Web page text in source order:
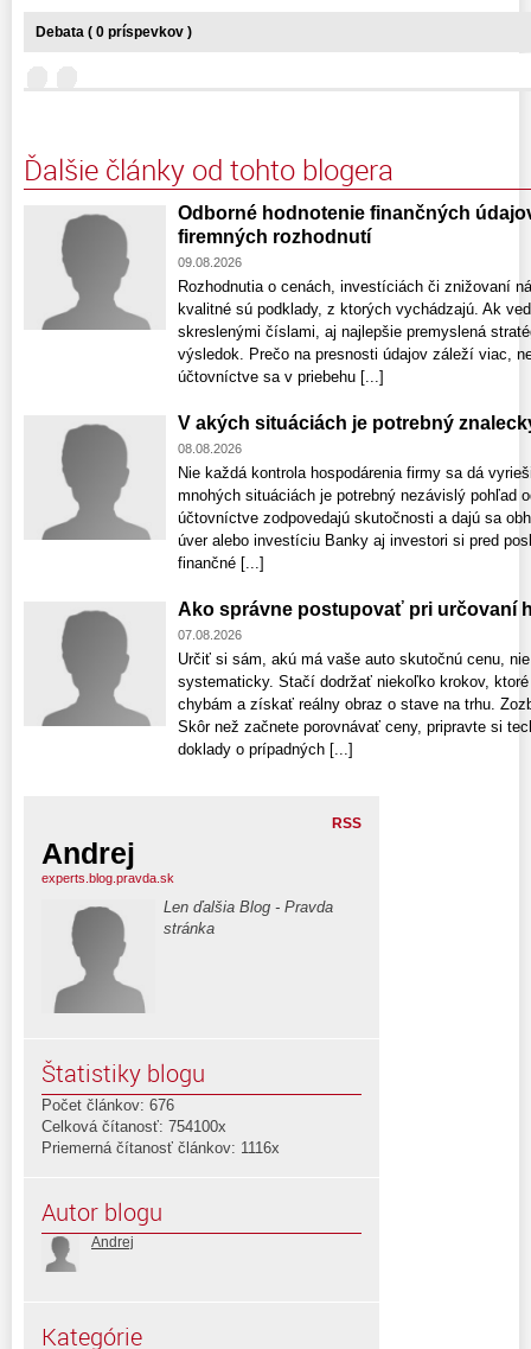
Debata ( 0 príspevkov )
Ďalšie články od tohto blogera
Odborné hodnotenie finančných
firemných rozhodnutí
09.08.2026
Rozhodnutia o cenách, investíciách či znižovaní
kvalitné sú podklady, z ktorých vychádzajú. Ak
skreslenými číslami, aj najlepšie premyslená
výsledok. Prečo na presnosti údajov záleží viac,
účtovníctve sa v priebehu [...]
V akých situáciách je potrebný
08.08.2026
Nie každá kontrola hospodárenia firmy sa dá
mnohých situáciách je potrebný nezávislý pohľad
účtovníctve zodpovedajú skutočnosti a dajú sa
úver alebo investíciu Banky aj investori si pred
finančné [...]
Ako správne postupovať pri určovaní
07.08.2026
Určiť si sám, akú má vaše auto skutočnú cenu,
systematicky. Stačí dodržať niekoľko krokov,
chybám a získať reálny obraz o stave na trhu.
Skôr než začnete porovnávať ceny, pripravte si
doklady o prípadných [...]
RSS
Andrej
experts.blog.pravda.sk
Len ďalšia Blog - Pravda
stránka
Štatistiky blogu
Počet článkov: 676
Celková čítanosť: 754100x
Priemerná čítanosť článkov: 1116x
Autor blogu
Andrej
Kategórie